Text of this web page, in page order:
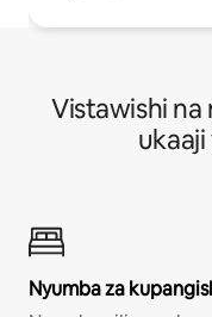
Vistawishi na
Nyumba za